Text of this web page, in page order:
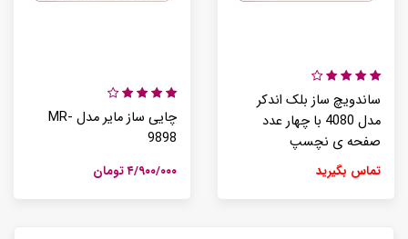
چایی ساز مایر مدل MR-
9898
۴/۹۰۰/۰۰۰ تومان
ساندویچ ساز بلک اندکر
مدل 4080 با چهار عدد
صفحه ی نچسپ
تماس بگیرید